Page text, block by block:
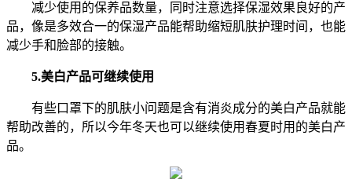
减少使用的保养品数量，同时注意选择保湿效果良好的产
品，像是多效合一的保湿产品能帮助缩短肌肤护理时间，也能
减少手和脸部的接触。
5.美白产品可继续使用
有些口罩下的肌肤小问题是含有消炎成分的美白产品就能
帮助改善的，所以今年冬天也可以继续使用春夏时用的美白产
品。